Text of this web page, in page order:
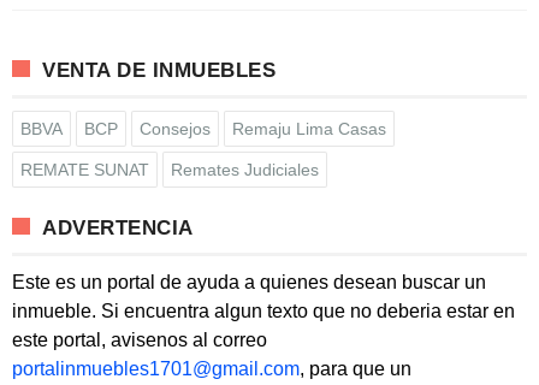
VENTA DE INMUEBLES
BBVA BCP Consejos Remaju Lima Casas
REMATE SUNAT Remates Judiciales
ADVERTENCIA
Este es un portal de ayuda a quienes desean buscar un
inmueble. Si encuentra algun texto que no deberia estar en
este portal, avisenos al correo
portalinmuebles1701@gmail.com, para que un